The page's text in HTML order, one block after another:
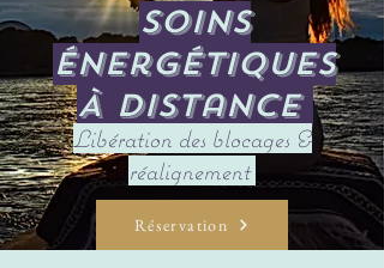
Soins
énergétiques
À distance
Libération des blocages &
réalignement
Réservation